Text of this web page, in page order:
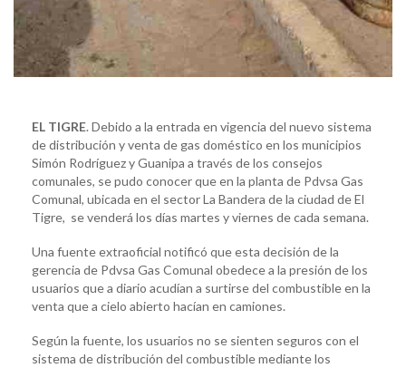
EL TIGRE. Debido a la entrada en vigencia del nuevo sistema
de distribución y venta de gas doméstico en los municipios
Simón Rodríguez y Guanipa a través de los consejos
comunales, se pudo conocer que en la planta de Pdvsa Gas
Comunal, ubicada en el sector La Bandera de la ciudad de El
Tigre, se venderá los días martes y viernes de cada semana.
Una fuente extraoficial notificó que esta decisión de la
gerencia de Pdvsa Gas Comunal obedece a la presión de los
usuarios que a diario acudían a surtirse del combustible en la
venta que a cielo abierto hacían en camiones.
Según la fuente, los usuarios no se sienten seguros con el
sistema de distribución del combustible mediante los